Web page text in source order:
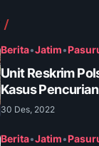
Berita•Jatim•
Unit Reskrim
Kasus
30 Des, 2022
Berita•Jatim•